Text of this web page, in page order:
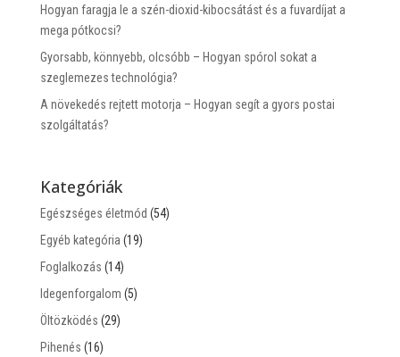
Hogyan faragja le a szén-dioxid-kibocsátást és a fuvardíjat a
mega pótkocsi?
Gyorsabb, könnyebb, olcsóbb – Hogyan spórol sokat a
szeglemezes technológia?
A növekedés rejtett motorja – Hogyan segít a gyors postai
szolgáltatás?
Kategóriák
Egészséges életmód (54)
Egyéb kategória (19)
Foglalkozás (14)
Idegenforgalom (5)
Öltözködés (29)
Pihenés (16)